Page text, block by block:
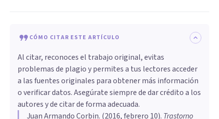
CÓMO CITAR ESTE ARTÍCULO
Al citar, reconoces el trabajo original, evitas
problemas de plagio y permites a tus lectores acceder
a las fuentes originales para obtener más información
o verificar datos. Asegúrate siempre de dar crédito a los
autores y de citar de forma adecuada.
Juan Armando Corbin. (2016, febrero 10). ​Trastorno